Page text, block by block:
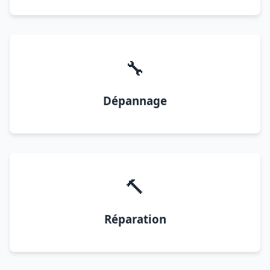
🔧
Dépannage
🔨
Réparation